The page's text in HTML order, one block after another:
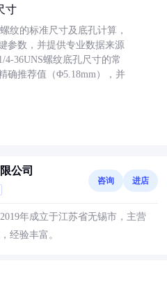
寸
纹的标准尺寸及底孔计算，
参数，并提供专业数据来源
4-36UNS螺纹底孔尺寸的常
确推荐值（Φ5.18mm），并
公司
咨询 进店
年成立于江苏省无锡市，主营
经验丰富。